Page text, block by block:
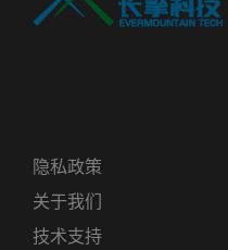
隐私政策
关于我们
技术支持